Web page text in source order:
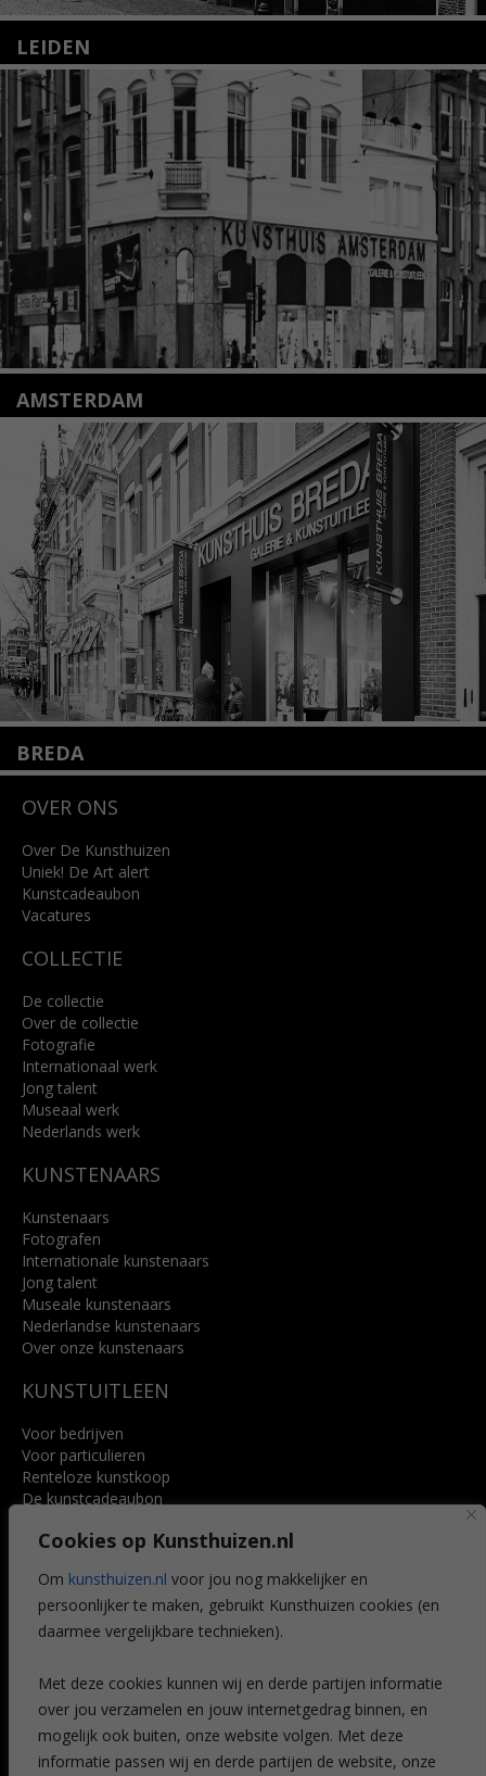
Cookies op Kunsthuizen.nl
Om kunsthuizen.nl voor jou nog makkelijker en
persoonlijker te maken, gebruikt Kunsthuizen cookies (en
daarmee vergelijkbare technieken).
Met deze cookies kunnen wij en derde partijen informatie
over jou verzamelen en jouw internetgedrag binnen, en
mogelijk ook buiten, onze website volgen. Met deze
informatie passen wij en derde partijen de website, onze
LEIDEN
Nieuwstraat 35
2312 KA Leiden
+31(0)71 – 52 84 480
info@kunsthuisleiden.nl
Lees meer
AMSTERDAM
Amstelveenseweg 135
1075 VX Amsterdam
+31 (0)20 2332546
info@kunsthuisamsterdam.nl
Lees meer
BREDA
4818 SB Breda
info@kunsthuisbreda.nl
Lees meer
OVER ONS
Over De Kunsthuizen
Uniek! De Art alert
Kunstcadeaubon
Vacatures
COLLECTIE
De collectie
Over de collectie
Fotografie
Internationaal werk
Jong talent
Museaal werk
Nederlands werk
KUNSTENAARS
Kunstenaars
Fotografen
Internationale kunstenaars
Jong talent
Museale kunstenaars
Nederlandse kunstenaars
Over onze kunstenaars
KUNSTUITLEEN
Voor bedrijven
Voor particulieren
Renteloze kunstkoop
De kunstcadeaubon
Voordelen
Veelgestelde vragen
CONTACT
Leiden
Amsterdam
Breda
Favorieten